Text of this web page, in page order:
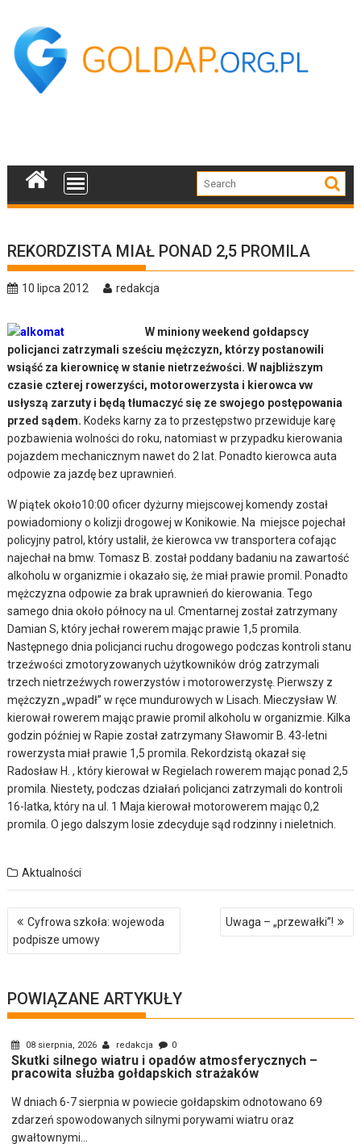
content
REKORDZISTA MIAŁ PONAD 2,5 PROMILA
10 lipca 2012 redakcja
W miniony weekend gołdapscy
policjanci zatrzymali sześciu mężczyzn, którzy postanowili
wsiąść za kierownicę w stanie nietrzeźwości. W najbliższym
czasie czterej rowerzyści, motorowerzysta i kierowca vw
usłyszą zarzuty i będą tłumaczyć się ze swojego postępowania
przed sądem.Kodeks karny za to przestępstwo przewiduje karę
pozbawienia wolności do roku, natomiast w przypadku kierowania
pojazdem mechanicznym nawet do 2 lat. Ponadto kierowca auta
odpowie za jazdę bez uprawnień.
W piątek około10:00 oficer dyżurny miejscowej komendy został
powiadomiony o kolizji drogowej w Konikowie. Na miejsce pojechał
policyjny patrol, który ustalił, że kierowca vw transportera cofając
najechał na bmw. Tomasz B. został poddany badaniu na zawartość
alkoholu w organizmie i okazało się, że miał prawie promil. Ponadto
mężczyzna odpowie za brak uprawnień do kierowania. Tego
samego dnia około północy na ul. Cmentarnej został zatrzymany
Damian S, który jechał rowerem mając prawie 1,5 promila.
Następnego dnia policjanci ruchu drogowego podczas kontroli stanu
trzeźwości zmotoryzowanych użytkowników dróg zatrzymali
trzech nietrzeźwych rowerzystów i motorowerzystę. Pierwszy z
mężczyzn „wpadł” w ręce mundurowych w Lisach. Mieczysław W.
kierował rowerem mając prawie promil alkoholu w organizmie. Kilka
godzin później w Rapie został zatrzymany Sławomir B. 43-letni
rowerzysta miał prawie 1,5 promila. Rekordzistą okazał się
Radosław H. , który kierował w Regielach rowerem mając ponad 2,5
promila. Niestety, podczas działań policjanci zatrzymali do kontroli
16-latka, który na ul. 1 Maja kierował motorowerem mając 0,2
promila. O jego dalszym losie zdecyduje sąd rodzinny i nieletnich.
Aktualności
Nawigacja
wpisu
Cyfrowa szkoła: wojewoda
podpisze umowy
Uwaga – „przewałki”!
POWIĄZANE ARTYKUŁY
08 sierpnia, 2026 redakcja 0
Skutki silnego wiatru i opadów atmosferycznych –
pracowita służba gołdapskich strażaków
W dniach 6-7 sierpnia w powiecie gołdapskim odnotowano 69
zdarzeń spowodowanych silnymi porywami wiatru oraz
gwałtownymi...